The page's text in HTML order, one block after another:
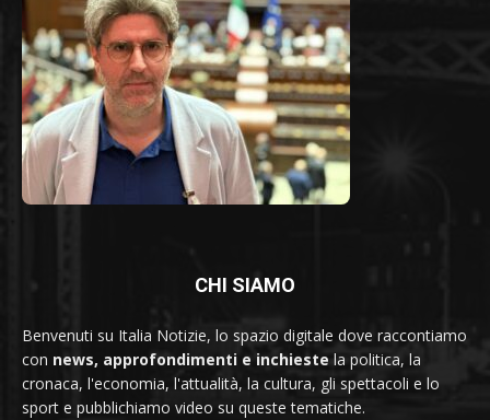
CHI SIAMO
Benvenuti su Italia Notizie, lo spazio digitale dove raccontiamo
con news, approfondimenti e inchieste la politica, la
cronaca, l'economia, l'attualità, la cultura, gli spettacoli e lo
sport e pubblichiamo video su queste tematiche.